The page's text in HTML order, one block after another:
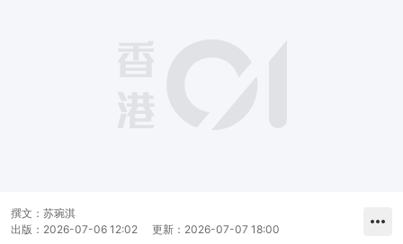
撰文： 苏琬淇
出版： 2026-07-06 12:02 更新： 2026-07-07 18:00